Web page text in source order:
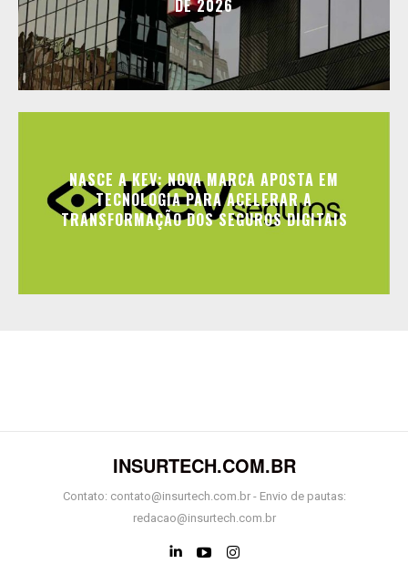
DE 2026
NASCE A KEV: NOVA MARCA APOSTA EM
TECNOLOGIA PARA ACELERAR A
TRANSFORMAÇÃO DOS SEGUROS DIGITAIS
INSURTECH.COM.BR
Contato: contato@insurtech.com.br - Envio de pautas:
redacao@insurtech.com.br